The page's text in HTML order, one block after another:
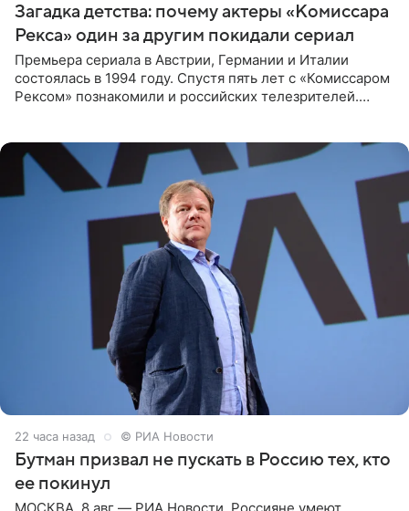
Загадка детства: почему актеры «Комиссара
Рекса» один за другим покидали сериал
Премьера сериала в Австрии, Германии и Италии
состоялась в 1994 году. Спустя пять лет с «Комиссаром
Рексом» познакомили и российских телезрителей.
22 часа назад © РИА Новости
Бутман призвал не пускать в Россию тех, кто
ее покинул